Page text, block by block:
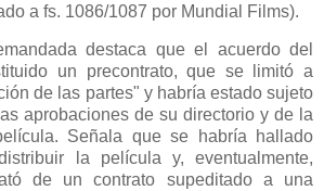
a fs. 1086/1087 por Mundial Films).
destaca que el acuerdo del
un precontrato, que se limitó a
de las partes" y habría estado sujeto
aprobaciones de su directorio y de la
Señala que se habría hallado
la película y, eventualmente,
de un contrato supeditado a una